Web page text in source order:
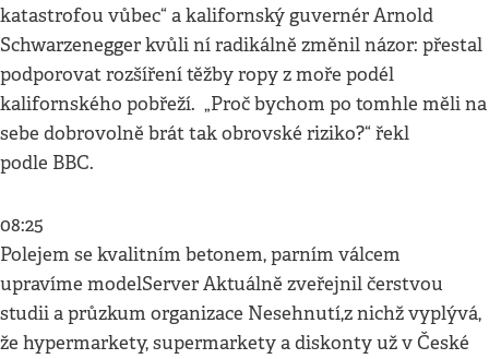
katastrofou vůbec“ a kalifornský guvernér Arnold
Schwarzenegger kvůli ní radikálně změnil názor: přestal
podporovat rozšíření těžby ropy z moře podél
kalifornského pobřeží. „Proč bychom po tomhle měli na
sebe dobrovolně brát tak obrovské riziko?“ řekl
podle BBC.
08:25
Polejem se kvalitním betonem, parním válcem
upravíme modelServer Aktuálně zveřejnil čerstvou
studii a průzkum organizace Nesehnutí,z nichž vyplývá,
že hypermarkety, supermarkety a diskonty už v České